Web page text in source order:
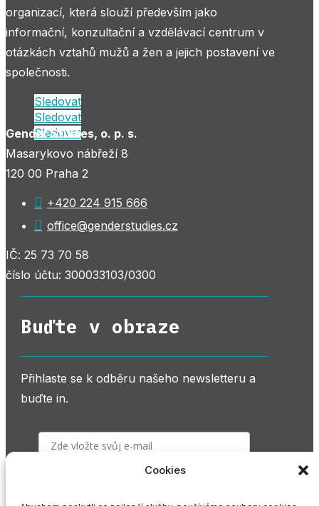
Cookies
organizací, která slouží především jako
informační, konzultační a vzdělávací centrum v
otázkách vztahů mužů a žen a jejich postavení ve
společnosti.
Sledovat
Sledovat
Sledovat
Gender Studies, o. p. s.
Masarykovo nábřeží 8
120 00 Praha 2
 +420 224 915 666
 office@genderstudies.cz
IČ: 25 73 70 58
číslo účtu: 300033103/0300
Buďte v obraze
Přihlaste se k odběru našeho newsletteru a
buďte in.